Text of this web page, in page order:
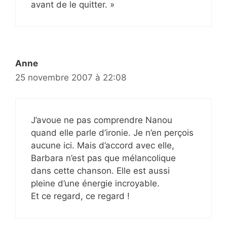
avant de le quitter. »
Anne
25 novembre 2007 à 22:08
J’avoue ne pas comprendre Nanou
quand elle parle d’ironie. Je n’en perçois
aucune ici. Mais d’accord avec elle,
Barbara n’est pas que mélancolique
dans cette chanson. Elle est aussi
pleine d’une énergie incroyable.
Et ce regard, ce regard !